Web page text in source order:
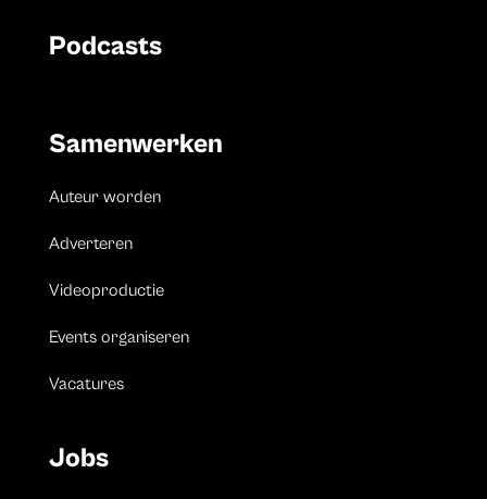
Podcasts
Samenwerken
Auteur worden
Adverteren
Videoproductie
Events organiseren
Vacatures
Jobs